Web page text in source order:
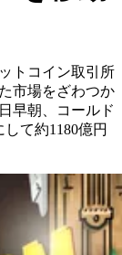
トコイン取引所
市場をざわつか
早朝、コールド
て約1180億円